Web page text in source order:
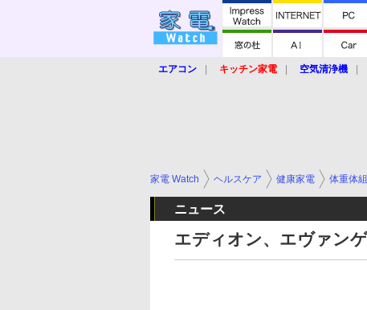
エアコン キッチン家電 空気清浄機
家電 Watch ヘルスケア 健康家電 体重体
ニュース
エディオン、エヴァン